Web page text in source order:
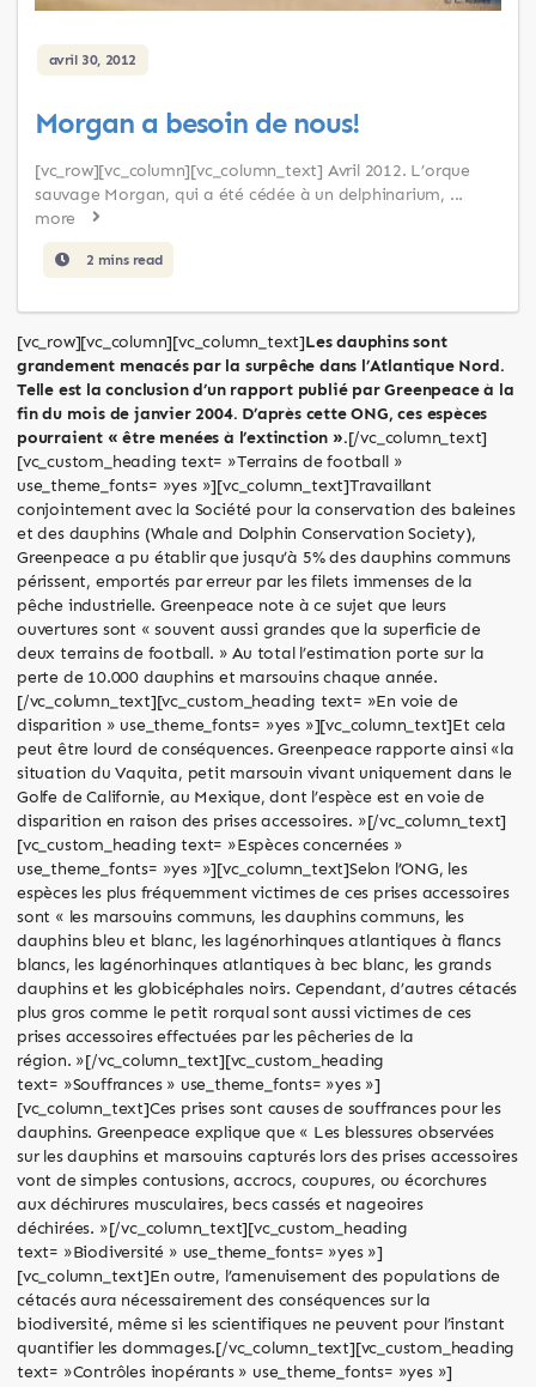
avril 30, 2012
Morgan a besoin de nous!
[vc_row][vc_column][vc_column_text] Avril 2012. L’orque
sauvage Morgan, qui a été cédée à un delphinarium, ...
more
2 mins read
[vc_row][vc_column][vc_column_text]Les dauphins sont
grandement menacés par la surpêche dans l’Atlantique Nord.
Telle est la conclusion d’un rapport publié par Greenpeace à la
fin du mois de janvier 2004. D’après cette ONG, ces espèces
pourraient « être menées à l’extinction ».[/vc_column_text]
[vc_custom_heading text= »Terrains de football »
use_theme_fonts= »yes »][vc_column_text]Travaillant
conjointement avec la Société pour la conservation des baleines
et des dauphins (Whale and Dolphin Conservation Society),
Greenpeace a pu établir que jusqu’à 5% des dauphins communs
périssent, emportés par erreur par les filets immenses de la
pêche industrielle. Greenpeace note à ce sujet que leurs
ouvertures sont « souvent aussi grandes que la superficie de
deux terrains de football. » Au total l’estimation porte sur la
perte de 10.000 dauphins et marsouins chaque année.
[/vc_column_text][vc_custom_heading text= »En voie de
disparition » use_theme_fonts= »yes »][vc_column_text]Et cela
peut être lourd de conséquences. Greenpeace rapporte ainsi «la
situation du Vaquita, petit marsouin vivant uniquement dans le
Golfe de Californie, au Mexique, dont l’espèce est en voie de
disparition en raison des prises accessoires. »[/vc_column_text]
[vc_custom_heading text= »Espèces concernées »
use_theme_fonts= »yes »][vc_column_text]Selon l’ONG, les
espèces les plus fréquemment victimes de ces prises accessoires
sont « les marsouins communs, les dauphins communs, les
dauphins bleu et blanc, les lagénorhinques atlantiques à flancs
blancs, les lagénorhinques atlantiques à bec blanc, les grands
dauphins et les globicéphales noirs. Cependant, d’autres cétacés
plus gros comme le petit rorqual sont aussi victimes de ces
prises accessoires effectuées par les pêcheries de la
région. »[/vc_column_text][vc_custom_heading
text= »Souffrances » use_theme_fonts= »yes »]
[vc_column_text]Ces prises sont causes de souffrances pour les
dauphins. Greenpeace explique que « Les blessures observées
sur les dauphins et marsouins capturés lors des prises accessoires
vont de simples contusions, accrocs, coupures, ou écorchures
aux déchirures musculaires, becs cassés et nageoires
déchirées. »[/vc_column_text][vc_custom_heading
text= »Biodiversité » use_theme_fonts= »yes »]
[vc_column_text]En outre, l’amenuisement des populations de
cétacés aura nécessairement des conséquences sur la
biodiversité, même si les scientifiques ne peuvent pour l’instant
quantifier les dommages.[/vc_column_text][vc_custom_heading
text= »Contrôles inopérants » use_theme_fonts= »yes »]